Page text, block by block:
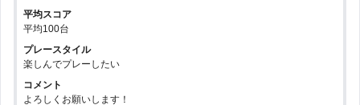
平均スコア
平均100台
プレースタイル
楽しんでプレーしたい
コメント
よろしくお願いします！